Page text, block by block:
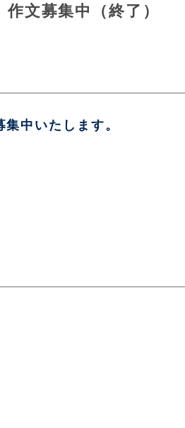
文募集中（終了）
中いたします。